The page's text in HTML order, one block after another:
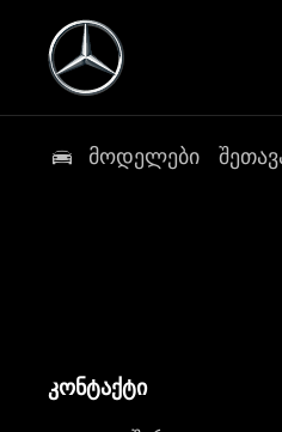
მოდელები
კონტაქტი